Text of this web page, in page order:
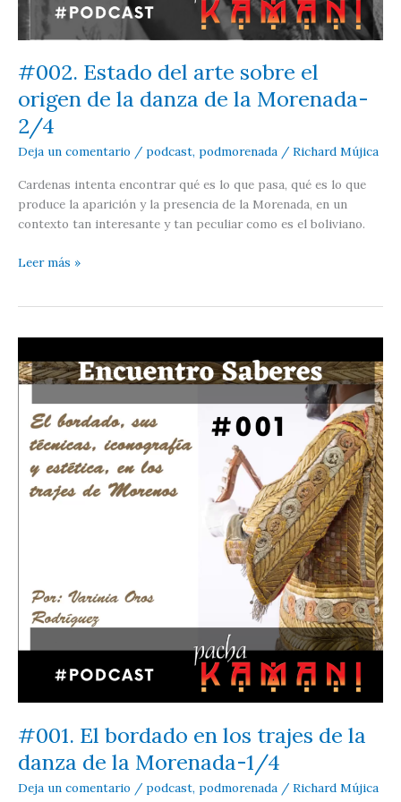
#002. Estado del arte sobre el
origen de la danza de la Morenada-
2/4
Deja un comentario / podcast, podmorenada / Richard Mújica
Cardenas intenta encontrar qué es lo que pasa, qué es lo que
produce la aparición y la presencia de la Morenada, en un
contexto tan interesante y tan peculiar como es el boliviano.
#002.
sobre
el
origen
danza
Morenada-
Leer más »
#001. El bordado en los trajes de la
danza de la Morenada-1/4
Deja un comentario / podcast, podmorenada / Richard Mújica